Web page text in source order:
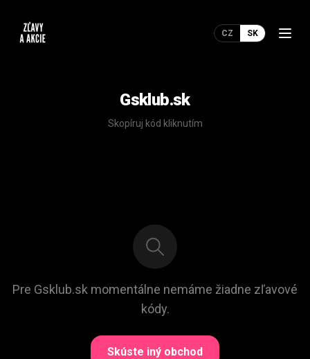
CZ SK
Gsklub.sk
Skopíruj kód kliknutím
Pre Gsklub.sk momentálne nemáme žiadne zľavové
kódy.
Skúste iný obchod